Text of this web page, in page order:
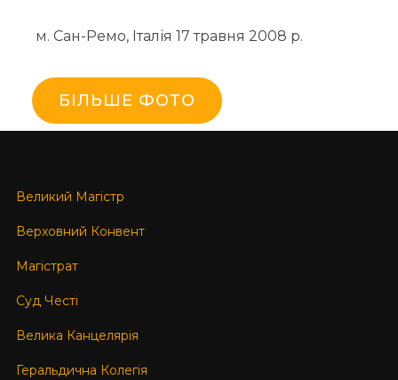
м. Сан-Ремо, Італія 17 травня 2008 р.
БІЛЬШЕ ФОТО
Великий Магістр
Верховний Конвент
Магістрат
Суд Честі
Велика Канцелярія
Геральдична Колегія